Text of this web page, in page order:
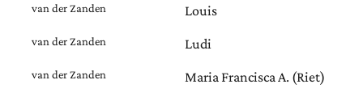
van der Zanden Louis
van der Zanden Ludi
van der Zanden Maria Francisca A. (Riet)